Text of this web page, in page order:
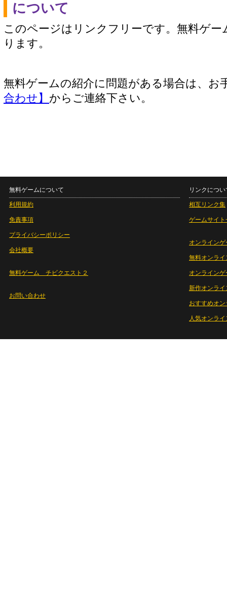
について
このページはリンクフリーです。無料ゲー
ります。
無料ゲームの紹介に問題がある場合は、お
合わせ】 からご連絡下さい。
無料ゲームについて
利用規約
免責事項
プライバシーポリシー
会社概要
無料ゲーム チビクエスト２
お問い合わせ
リンクについ
相互リンク集
ゲームサイト
オンラインゲ
無料オンライ
オンライン
新作オンライ
おすすめオ
人気オンラ